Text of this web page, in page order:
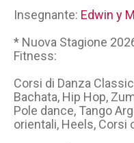
Insegnante: Edwin y
* Nuova Stagione
Fitness:
Corsi di Danza
Bachata, Hip Hop,
Pole dance, Tango
orientali, Heels,